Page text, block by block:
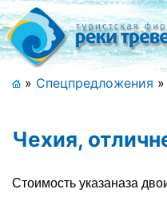
Меню
+7 (911) 182-
Полная версия
» Спецпредложения »
Чехия,
Стоимость указаназа